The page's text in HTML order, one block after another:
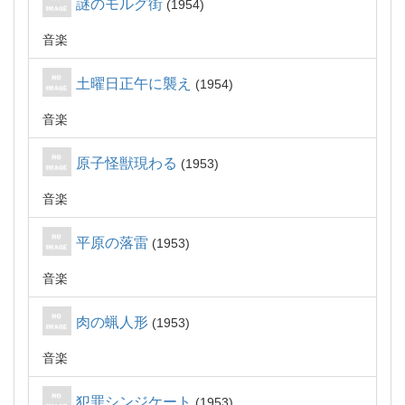
謎のモルグ街 1954
音楽
土曜日正午に襲え 1954
音楽
原子怪獣現わる 1953
音楽
平原の落雷 1953
音楽
肉の蝋人形 1953
音楽
犯罪シンジケート